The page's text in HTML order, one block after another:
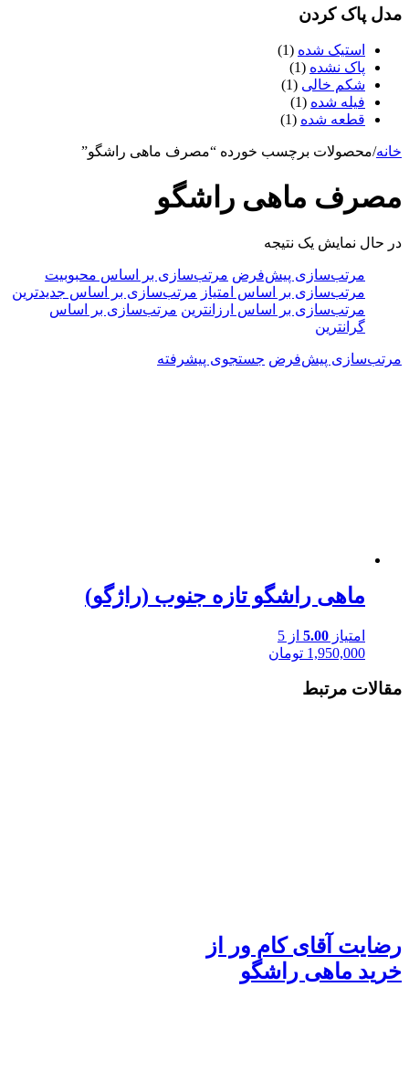
مدل پاک کردن
استیک شده (1)
پاک نشده (1)
شکم خالی (1)
فیله شده (1)
قطعه شده (1)
خانه/محصولات برچسب خورده “مصرف ماهی راشگو”
مصرف ماهی راشگو
در حال نمایش یک نتیجه
مرتب‌سازی پیش‌فرض مرتب‌سازی بر اساس محبوبیت
مرتب‌سازی بر اساس امتیاز مرتب‌سازی بر اساس جدیدترین
مرتب‌سازی بر اساس ارزانترین مرتب‌سازی بر اساس
گرانترین
مرتب‌سازی پیش‌فرض جستجوی پیشرفته
ماهی راشگو تازه جنوب (راژگو)
امتیاز 5.00 از 5
1,950,000 تومان
مقالات مرتبط
رضایت آقای کام ور از
خرید ماهی راشگو